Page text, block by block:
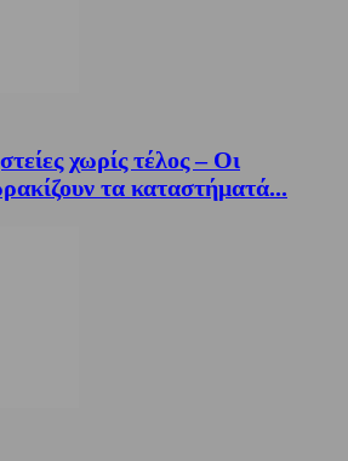
χωρίς τέλος – Οι
τα καταστήματά...